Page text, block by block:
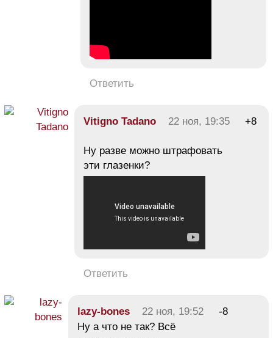
Ответить
Vitigno Tadano 22 ноя, 19:35 +8
Ну разве можно штрафовать
эти глазенки?
Ответить
lazy-bones 22 ноя, 19:52
-8
Ну а что не так? Всё